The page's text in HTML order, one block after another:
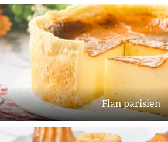
Flan parisien